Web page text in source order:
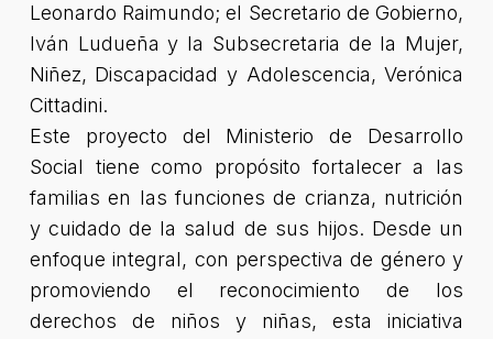
Leonardo Raimundo; el Secretario de Gobierno,
Iván Ludueña y la Subsecretaria de la Mujer,
Niñez, Discapacidad y Adolescencia, Verónica
Cittadini.
Este proyecto del Ministerio de Desarrollo
Social tiene como propósito fortalecer a las
familias en las funciones de crianza, nutrición
y cuidado de la salud de sus hijos. Desde un
enfoque integral, con perspectiva de género y
promoviendo el reconocimiento de los
derechos de niños y niñas, esta iniciativa